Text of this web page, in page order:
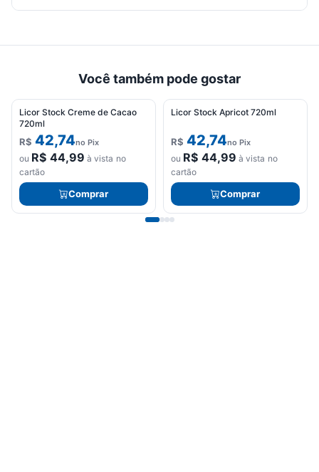
Você também pode gostar
Licor Stock Creme de Cacao
720ml
R$ 42,74no Pix
ou R$ 44,99 à vista no
cartão
Comprar
Licor Stock Apricot 720ml
R$ 42,74no Pix
ou R$ 44,99 à vista no
cartão
Comprar